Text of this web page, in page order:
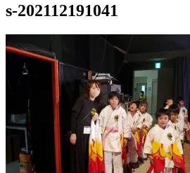
s-202112191041